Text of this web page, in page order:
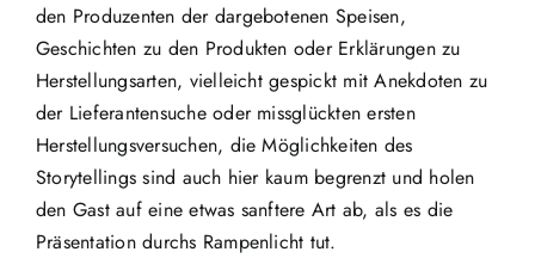
den Produzenten der dargebotenen Speisen,
Geschichten zu den Produkten oder Erklärungen zu
Herstellungsarten, vielleicht gespickt mit Anekdoten zu
der Lieferantensuche oder missglückten ersten
Herstellungsversuchen, die Möglichkeiten des
Storytellings sind auch hier kaum begrenzt und holen
den Gast auf eine etwas sanftere Art ab, als es die
Präsentation durchs Rampenlicht tut.